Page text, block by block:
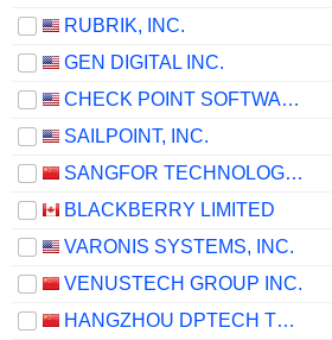
RUBRIK, INC.
GEN DIGITAL INC.
CHECK POINT SOFTWARE TECHNOLOGIES LTD.
SAILPOINT, INC.
SANGFOR TECHNOLOGIES INC.
BLACKBERRY LIMITED
VARONIS SYSTEMS, INC.
VENUSTECH GROUP INC.
HANGZHOU DPTECH TECHNOLOGIES CO.,LTD.